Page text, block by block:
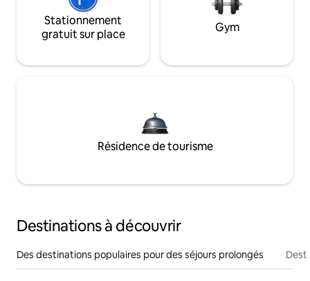
Stationnement
gratuit sur place
Gym
Résidence de tourisme
Destinations à découvrir
Des destinations populaires pour des séjours prolongés